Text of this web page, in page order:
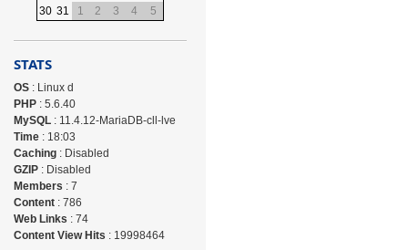
30 31 1 2 3 4 5
STATS
OS: Linux d
PHP: 5.6.40
MySQL: 11.4.12-MariaDB-cll-lve
Time: 18:03
Caching: Disabled
GZIP: Disabled
Members : 7
Content: 786
Web Links : 74
Content View Hits : 19998464